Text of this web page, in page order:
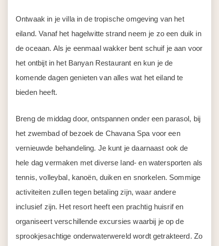
Ontwaak in je villa in de tropische omgeving van het
eiland. Vanaf het hagelwitte strand neem je zo een duik in
de oceaan. Als je eenmaal wakker bent schuif je aan voor
het ontbijt in het Banyan Restaurant en kun je de
komende dagen genieten van alles wat het eiland te
bieden heeft.
Breng de middag door, ontspannen onder een parasol, bij
het zwembad of bezoek de Chavana Spa voor een
vernieuwde behandeling. Je kunt je daarnaast ook de
hele dag vermaken met diverse land- en watersporten als
tennis, volleybal, kanoën, duiken en snorkelen. Sommige
activiteiten zullen tegen betaling zijn, waar andere
inclusief zijn. Het resort heeft een prachtig huisrif en
organiseert verschillende excursies waarbij je op de
sprookjesachtige onderwaterwereld wordt getrakteerd. Zo